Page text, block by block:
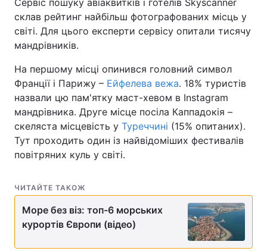
Лонгріди
Інтерв'ю Думки
Архів Вакансії
Послуги
Сервіс пошуку авіаквитків і готелів Skyscanner
склав рейтинг найбільш фотографованих місць у
світі. Для цього експерти сервісу опитали тисячу
мандрівників.
На першому місці опинився головний символ
Франції і Парижу – Ейфелева вежа. 18% туристів
назвали цю пам'ятку маст-хевом в Instagram
мандрівника. Друге місце посіла Каппадокія –
скеляста місцевість у Туреччині (15% опитаних).
Тут проходить один із найвідоміших фестивалів
повітряних куль у світі.
ЧИТАЙТЕ ТАКОЖ
Море без віз: топ-6 морських
курортів Європи (відео)